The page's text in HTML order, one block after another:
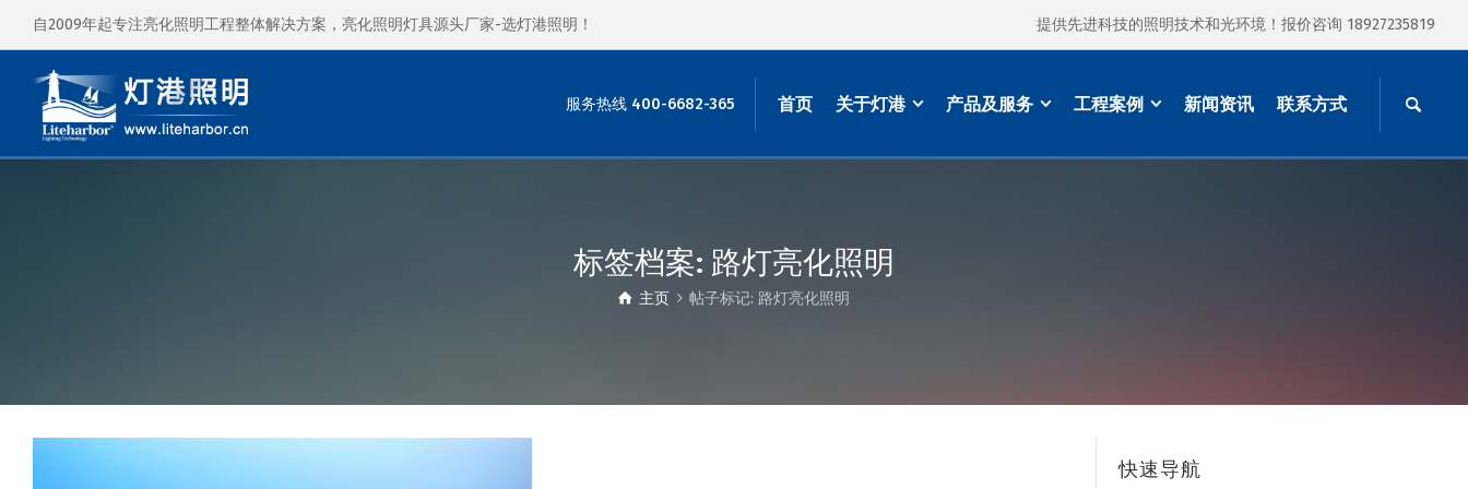
自2009年起专注亮化照明工程整体解决方案，亮化照明灯具源头厂家-选灯港照明！ 提供先进科技的照明技术和光环境！报价咨询 18927235819
服务热线 400-6682-365 首页 关于灯港 产品及服务 工程案例 新闻资讯 联系方式
标签档案: 路灯亮化照明
主页 帖子标记: 路灯亮化照明
快速导航